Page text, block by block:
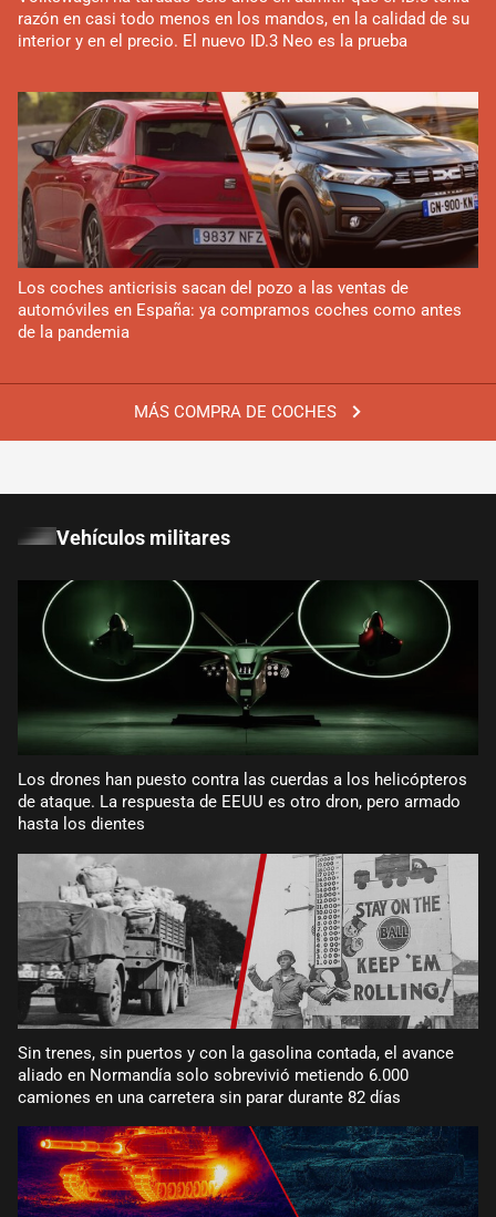
MÁS COMPRA DE COCHES
razón en casi todo menos en los mandos, en la calidad de su
interior y en el precio. El nuevo ID.3 Neo es la prueba
Los coches anticrisis sacan del pozo a las ventas de
automóviles en España: ya compramos coches como antes
de la pandemia
Vehículos militares
Los drones han puesto contra las cuerdas a los helicópteros
de ataque. La respuesta de EEUU es otro dron, pero armado
hasta los dientes
Sin trenes, sin puertos y con la gasolina contada, el avance
aliado en Normandía solo sobrevivió metiendo 6.000
camiones en una carretera sin parar durante 82 días